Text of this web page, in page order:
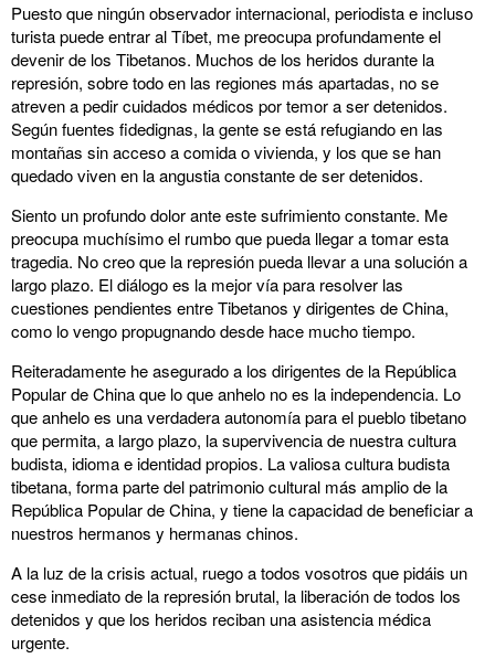
Puesto que ningún observador internacional, periodista e incluso
turista puede entrar al Tíbet, me preocupa profundamente el
devenir de los Tibetanos. Muchos de los heridos durante la
represión, sobre todo en las regiones más apartadas, no se
atreven a pedir cuidados médicos por temor a ser detenidos.
Según fuentes fidedignas, la gente se está refugiando en las
montañas sin acceso a comida o vivienda, y los que se han
quedado viven en la angustia constante de ser detenidos.
Siento un profundo dolor ante este sufrimiento constante. Me
preocupa muchísimo el rumbo que pueda llegar a tomar esta
tragedia. No creo que la represión pueda llevar a una solución a
largo plazo. El diálogo es la mejor vía para resolver las
cuestiones pendientes entre Tibetanos y dirigentes de China,
como lo vengo propugnando desde hace mucho tiempo.
Reiteradamente he asegurado a los dirigentes de la República
Popular de China que lo que anhelo no es la independencia. Lo
que anhelo es una verdadera autonomía para el pueblo tibetano
que permita, a largo plazo, la supervivencia de nuestra cultura
budista, idioma e identidad propios. La valiosa cultura budista
tibetana, forma parte del patrimonio cultural más amplio de la
República Popular de China, y tiene la capacidad de beneficiar a
nuestros hermanos y hermanas chinos.
A la luz de la crisis actual, ruego a todos vosotros que pidáis un
cese inmediato de la represión brutal, la liberación de todos los
detenidos y que los heridos reciban una asistencia médica
urgente.